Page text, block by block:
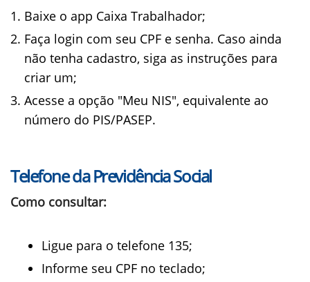
Baixe o app Caixa Trabalhador;
Faça login com seu CPF e senha. Caso ainda
não tenha cadastro, siga as instruções para
criar um;
Acesse a opção "Meu NIS", equivalente ao
número do PIS/PASEP.
Telefone da Previdência Social
Como consultar:
Ligue para o telefone 135;
Informe seu CPF no teclado;